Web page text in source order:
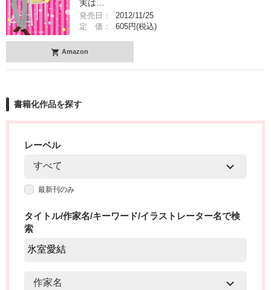
実は…
発売日：
2012/11/25
定 価：
605円(税込)
Amazon
書籍化作品を探す
レーベル
タイトル/作家名/キーワード/イラストレーター名で検
索
最新刊のみ